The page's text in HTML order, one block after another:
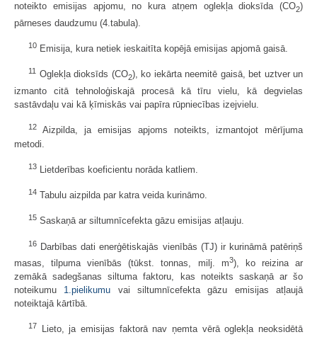
noteikto emisijas apjomu, no kura atņem oglekļa dioksīda (CO2)
pārneses daudzumu (4.tabula).
10 Emisija, kura netiek ieskaitīta kopējā emisijas apjomā gaisā.
11 Oglekļa dioksīds (CO2), ko iekārta neemitē gaisā, bet uztver un
izmanto citā tehnoloģiskajā procesā kā tīru vielu, kā degvielas
sastāvdaļu vai kā ķīmiskās vai papīra rūpniecības izejvielu.
12
Aizpilda, ja emisijas apjoms noteikts, izmantojot mērījuma
metodi.
13 Lietderības koeficientu norāda katliem.
14 Tabulu aizpilda par katra veida kurināmo.
15 Saskaņā ar siltumnīcefekta gāzu emisijas atļauju.
16 Darbības dati enerģētiskajās vienībās (TJ) ir kurināmā patēriņš
masas, tilpuma vienībās (tūkst. tonnas, milj. m3), ko reizina ar
zemākā sadegšanas siltuma faktoru, kas noteikts saskaņā ar šo
noteikumu 1.pielikumu vai siltumnīcefekta gāzu emisijas atļaujā
noteiktajā kārtībā.
17
Lieto, ja emisijas faktorā nav ņemta vērā oglekļa neoksidētā